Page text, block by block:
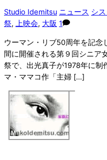
Studio Idemitsu ニュース シ
祭, 上映会, 大阪 1
ウーマン・リブ50周年を記念
間に開催される第９回シニア
祭で、出光真子が1978年に制
マ・ママコ作「主婦 […]